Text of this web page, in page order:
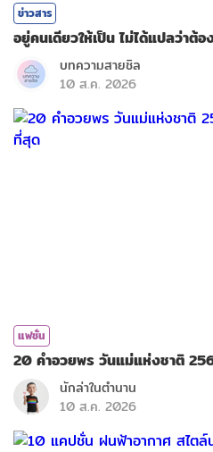
ข่าวสาร
อยู่คนเดียวให้เป็น ไม่ได้แปลว่าต้อ
บทความสายชิล
10 ส.ค. 2026
แฟชั่น
20 คำอวยพร วันแม่แห่งชาติ
นักล่าในตำนาน
10 ส.ค. 2026